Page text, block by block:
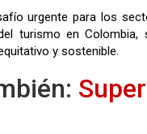
urgente para los
turismo en
y sostenible.